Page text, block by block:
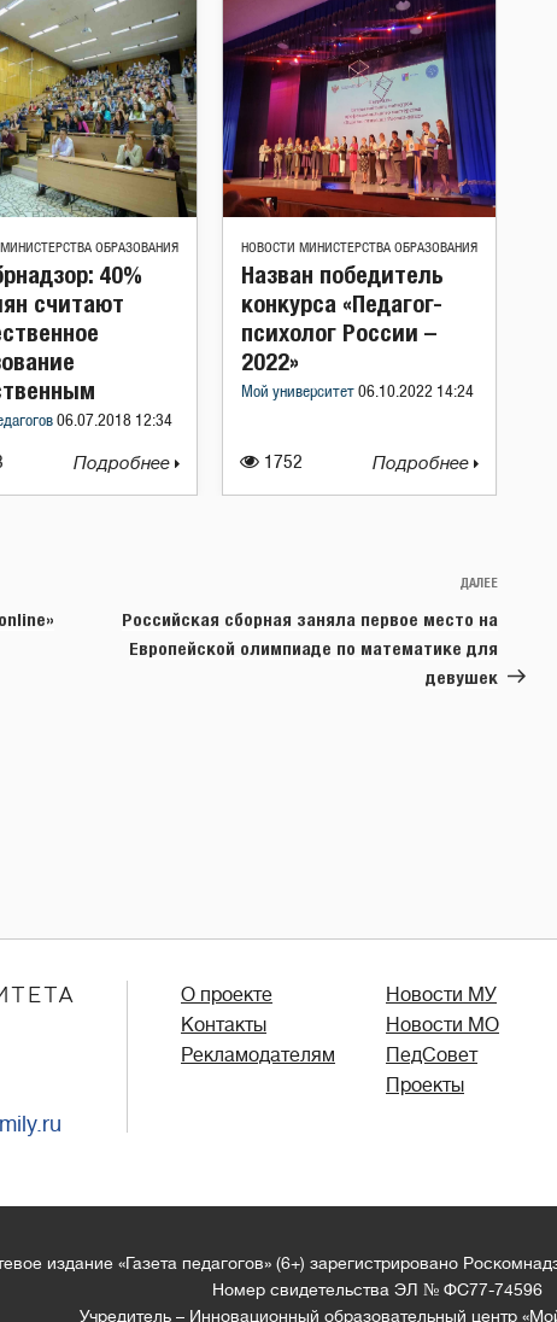
ОБРАЗОВАНИЯ
40%
считают
06.07.2018 12:34
Подробнее
НОВОСТИ МИНИСТЕРСТВА ОБРАЗОВАНИЯ
1752
Назван победитель
конкурса «Педагог-
психолог России –
2022»
Мой университет 06.10.2022 14:24
Подробнее
ДАЛЕЕ
Российская сборная заняла первое место на
Европейской олимпиаде по математике для
девушек
О проекте
Контакты
Рекламодателям
Новости МУ
Новости МО
ПедСовет
Проекты
издание «Газета педагогов» (6+) зарегистрировано
Номер свидетельства ЭЛ № ФС77-74596
Учредитель – Инновационный образовательный центр